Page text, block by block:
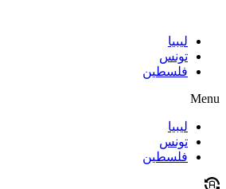
contentليبيا
تونس
فلسطين
Menu
ليبيا
تونس
فلسطين